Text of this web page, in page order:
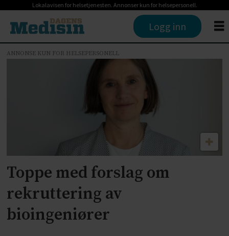
Lokalavisen for helsetjenesten. Annonser kun for helsepersonell.
Logg inn
ANNONSE KUN FOR HELSEPERSONELL
Toppe med forslag om
rekruttering av
bioingeniører